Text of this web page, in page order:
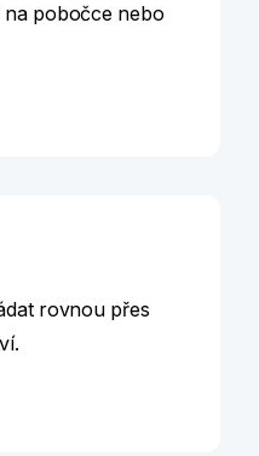
pobočce nebo
rovnou přes